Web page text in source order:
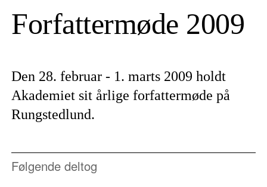
Forfattermøde 2009
Den 28. februar - 1. marts 2009 holdt
Akademiet sit årlige forfattermøde på
Rungstedlund.
Følgende deltog